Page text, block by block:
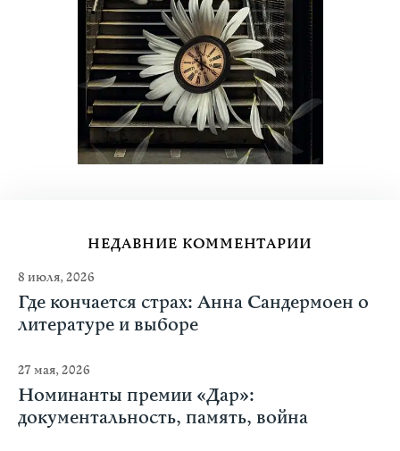
НЕДАВНИЕ КОММЕНТАРИИ
8 июля, 2026
Где кончается страх: Анна Сандермоен о
литературе и выборе
27 мая, 2026
Номинанты премии «Дар»:
документальность, память, война